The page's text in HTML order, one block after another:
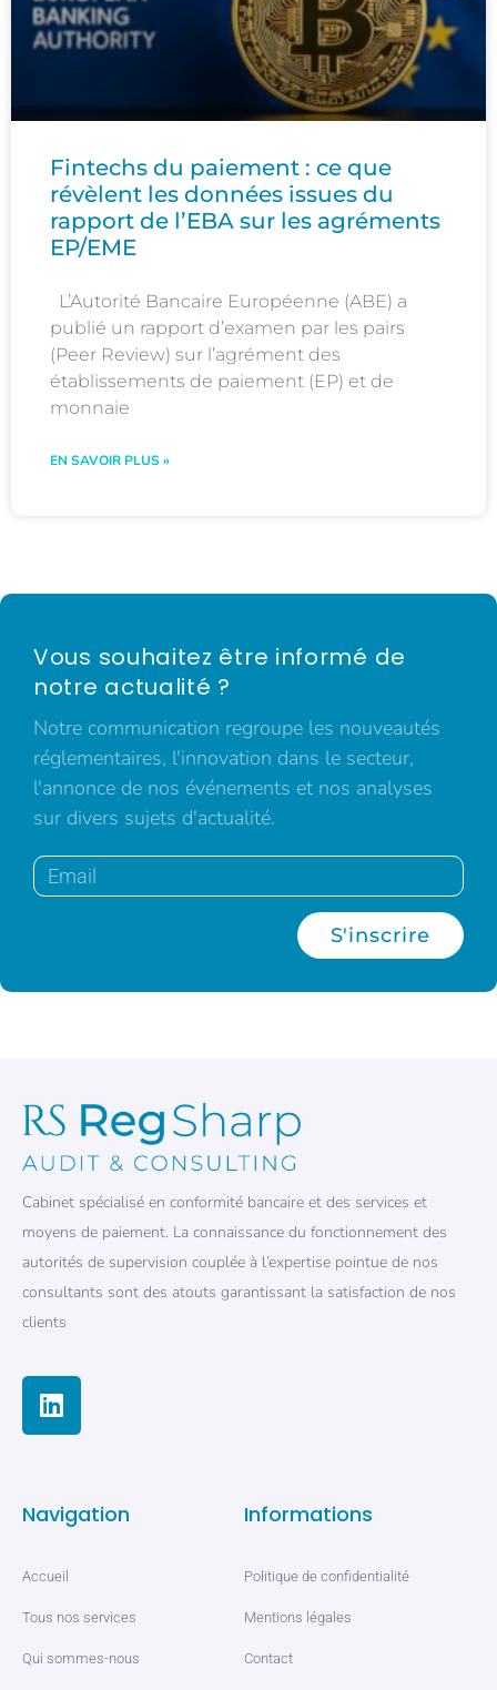
Fintechs du paiement : ce que
révèlent les données issues du
rapport de l’EBA sur les agréments
EP/EME
L’Autorité Bancaire Européenne (ABE) a
publié un rapport d’examen par les pairs
(Peer Review) sur l’agrément des
établissements de paiement (EP) et de
monnaie
EN SAVOIR PLUS »
Vous souhaitez être informé de
notre actualité ?
Notre communication regroupe les nouveautés
réglementaires, l'innovation dans le secteur,
l'annonce de nos événements et nos analyses
sur divers sujets d'actualité.
S'inscrire
Cabinet spécialisé en conformité bancaire et des services et
moyens de paiement. La connaissance du fonctionnement des
autorités de supervision couplée à l’expertise pointue de nos
consultants sont des atouts garantissant la satisfaction de nos
clients
Navigation
Accueil
Tous nos services
Qui sommes-nous
Informations
Politique de confidentialité
Mentions légales
Contact